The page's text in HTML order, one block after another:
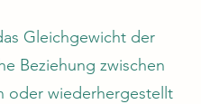
Gleichgewicht der
Beziehung zwischen
oder wiederhergestellt